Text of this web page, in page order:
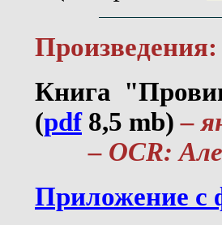
Произведения:
Книга
(pdf8,5 mb)–
– OCR:
Приложение с